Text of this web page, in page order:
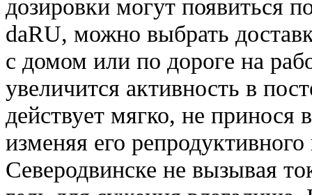
дозировки могут появиться
daRU, можно выбрать
с домом или по дороге на
увеличится активность в
действует мягко, не
изменяя его
Северодвинске не вызывая